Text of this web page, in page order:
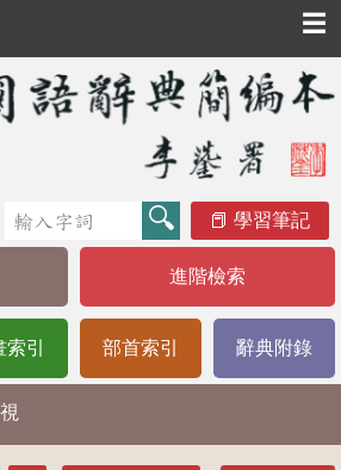
☰
學習筆記
進階檢索
引 部首索引 辭典附錄